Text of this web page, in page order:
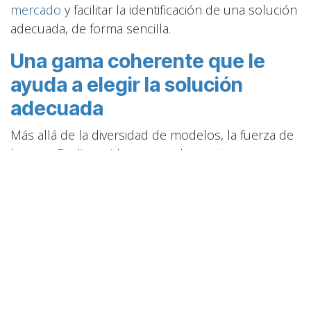
mercado y facilitar la identificación de una solución
adecuada, de forma sencilla.
Una gama coherente que le
ayuda a elegir la solución
adecuada
Más allá de la diversidad de modelos, la fuerza de
la gama Evolis reside en su coherencia.